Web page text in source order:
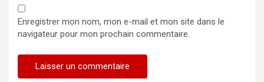
Enregistrer mon nom, mon e-mail et mon site dans le
navigateur pour mon prochain commentaire.